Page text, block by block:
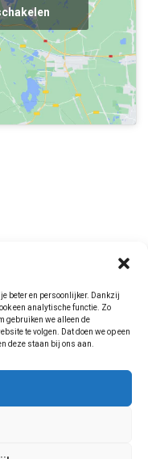
beter en persoonlijker. Dankzij
een analytische functie. Zo
gebruiken we alleen de
te volgen. Dat doen we op een
deze staan bij ons aan.